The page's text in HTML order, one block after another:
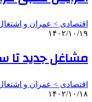
اقتصادی > عمران و
۱۴۰۲/۱۰/۱۹
مشاغل جدید تا سال ۲۰۳۰
اقتصادی > عمران و
۱۴۰۲/۱۰/۱۸